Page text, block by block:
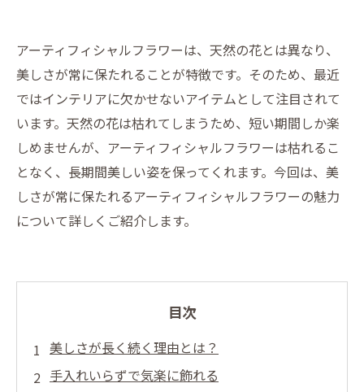
アーティフィシャルフラワーは、天然の花とは異なり、
美しさが常に保たれることが特徴です。そのため、最近
ではインテリアに欠かせないアイテムとして注目されて
います。天然の花は枯れてしまうため、短い期間しか楽
しめませんが、アーティフィシャルフラワーは枯れるこ
となく、長期間美しい姿を保ってくれます。今回は、美
しさが常に保たれるアーティフィシャルフラワーの魅力
について詳しくご紹介します。
目次
美しさが長く続く理由とは？
手入れいらずで気楽に飾れる